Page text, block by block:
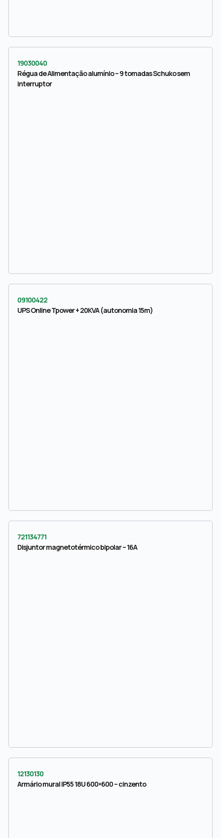
19030040
Régua de Alimentação alumínio – 9 tomadas Schuko sem
interruptor
09100422
UPS Online Tpower + 20KVA (autonomia 15m)
721134771
Disjuntor magnetotérmico bipolar – 16A
12130130
Armário mural IP55 18U 600×600 – cinzento